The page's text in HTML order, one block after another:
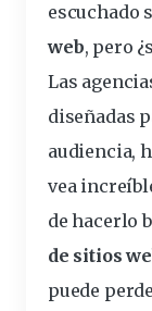
escuchado
web, pero
Las
diseñadas
audiencia,
vea
de hacerlo
de sitios
puede